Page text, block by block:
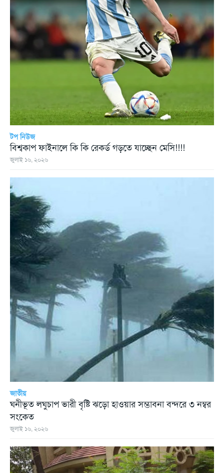
টপ নিউজ
বিশ্বকাপ ফাইনালে কি কি রেকর্ড গড়তে যাচ্ছেন মেসি!!!!
জুলাই ১৬, ২০২৬
জাতীয়
ঘনীভূত লঘুচাপ ভারী বৃষ্টি ঝড়ো হাওয়ার সম্ভাবনা বন্দরে ৩ নম্বর
সংকেত
জুলাই ১৬, ২০২৬